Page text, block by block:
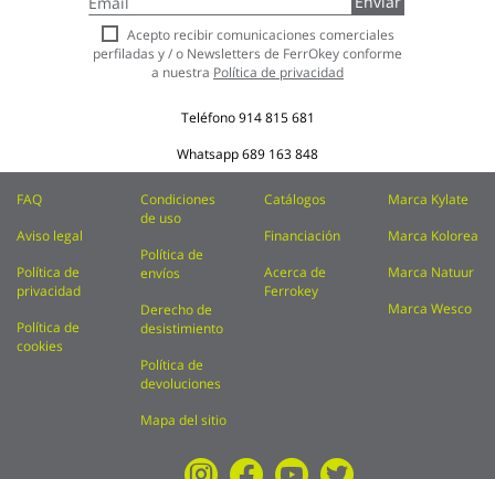
a
nuestro
boletín
de
Acepto recibir comunicaciones comerciales
perfiladas y / o Newsletters de FerrOkey conforme
a nuestra Política de privacidad
Teléfono914 815 681
Whatsapp689 163 848
FAQ
Aviso legal
Política de
privacidad
Política de
cookies
Condiciones
de uso
Política de
envíos
Derecho de
desistimiento
Política de
devoluciones
Mapa del sitio
Catálogos
Financiación
Acerca de
Ferrokey
Marca Kylate
Marca Kolorea
Marca Natuur
Marca Wesco